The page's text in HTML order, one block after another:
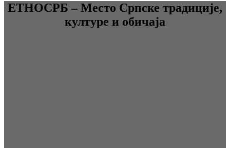
ЕТНОСРБ – Место Српске традиције,
културе и обичаја